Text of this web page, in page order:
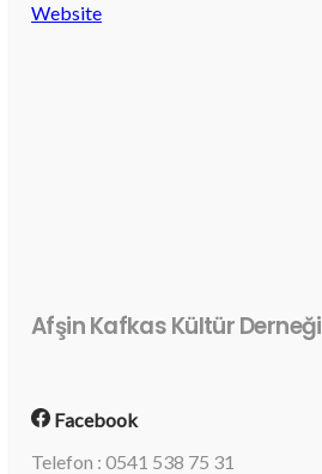
Website
Afşin Kafkas Kültür Derneği
Facebook
Telefon : 0541 538 75 31